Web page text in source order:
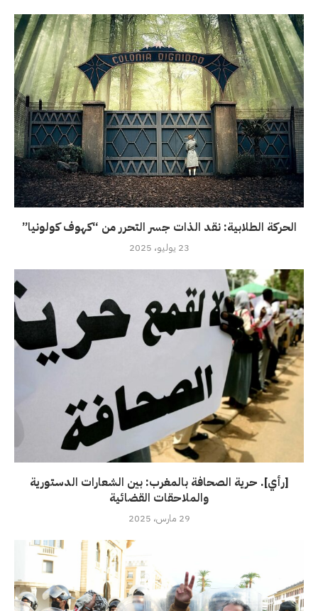
الحركة الطلابية: نقد الذات جسر التحرر من “كهوف كولونيا”
23 يوليو، 2025
[رأي]. حرية الصحافة بالمغرب: بين الشعارات الدستورية
والملاحقات القضائية
29 مارس، 2025